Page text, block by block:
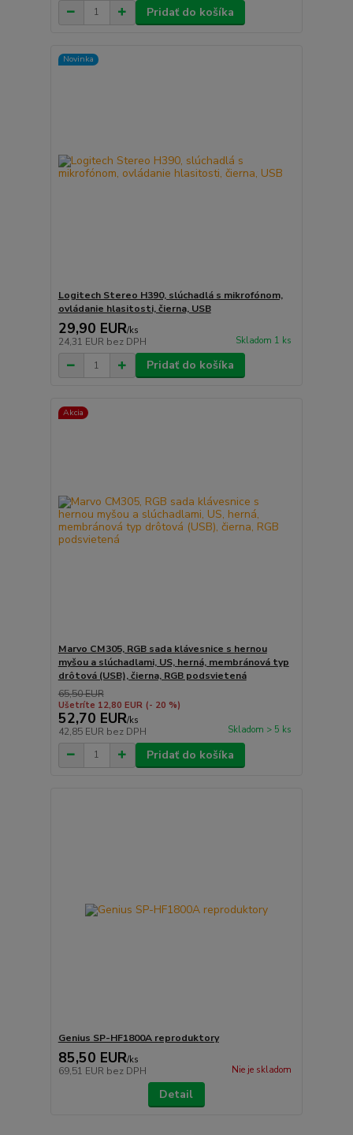
Pridať do košíka
Novinka
Logitech Stereo H390, slúchadlá s mikrofónom,
ovládanie hlasitosti, čierna, USB
29,90 EUR/ks
24,31 EUR bez DPH Skladom 1 ks
Pridať do košíka
Akcia
Marvo CM305, RGB sada klávesnice s hernou
myšou a slúchadlami, US, herná, membránová typ
drôtová (USB), čierna, RGB podsvietená
65,50 EUR
Ušetríte 12,80 EUR (- 20 %)
52,70 EUR/ks
42,85 EUR bez DPH Skladom > 5 ks
Pridať do košíka
Genius SP-HF1800A reproduktory
85,50 EUR/ks
69,51 EUR bez DPH Nie je skladom
Detail